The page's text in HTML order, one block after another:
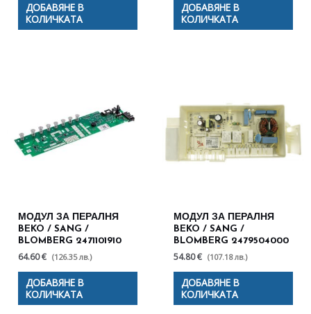
ДОБАВЯНЕ В
КОЛИЧКАТА
ДОБАВЯНЕ В
КОЛИЧКАТА
МОДУЛ ЗА ПЕРАЛНЯ
BEKO / SANG /
BLOMBERG 2471101910
64.60 € (126.35 лв.)
ДОБАВЯНЕ В
КОЛИЧКАТА
МОДУЛ ЗА ПЕРАЛНЯ
BEKO / SANG /
BLOMBERG 2479504000
54.80 € (107.18 лв.)
ДОБАВЯНЕ В
КОЛИЧКАТА